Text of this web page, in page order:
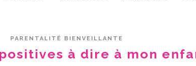
PARENTALITÉ BIENVEILLANTE
à dire à mon